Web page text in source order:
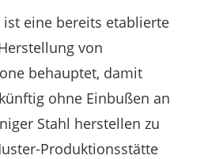
ist eine bereits etablierte
von
behauptet, damit
ohne Einbußen an
Stahl herstellen zu
Produktionsstätte